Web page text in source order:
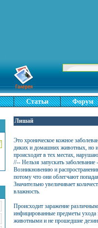
Статьи Форум
Лишай
Это хроническое кожное
диких и домашних животных, но и
происходит в тех местах,
//-- Нельзя запускать заболевание
Возникновению и
потому что они облегчают
Значительно увеличивает
влажность.
Происходит заражение
инфицированные предметы ухода
животными и не прошедшие